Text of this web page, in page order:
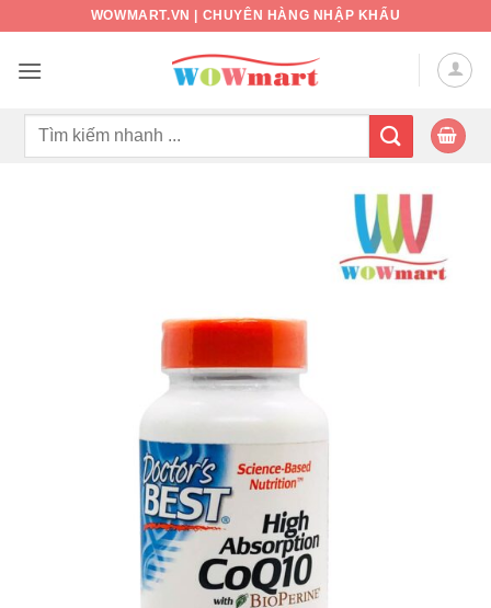
nội
WOWMART.VN | CHUYÊN HÀNG NHẬP KHẨU
Tìm